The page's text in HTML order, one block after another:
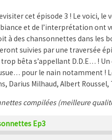
cet épisode 3 ! Le voici, le
et de l’interprétation ont
à des chansonnettes dans les
suivies par une traversée
bêta s’appellant D.D.E… !
pour le nain notamment !
Darius Milhaud, Albert
compilées (meilleure
Ep3